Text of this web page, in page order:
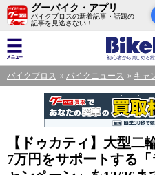
グーバイク・アプリ
バイクブロスの新着記事・話題の
記事を見逃さない！
バイクブロス バイクニュース キャ
【ドゥカティ】大型二
7万円をサポートする